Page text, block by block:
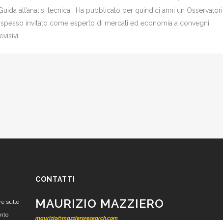
all’analisi tecnica”. Ha pubblicato per quindici anni un
invitato come esperto di mercati ed economia a convegni,
sulle
CONTATTI
MAURIZIO MAZZIERO
maurizio@mazzieroresearch.com